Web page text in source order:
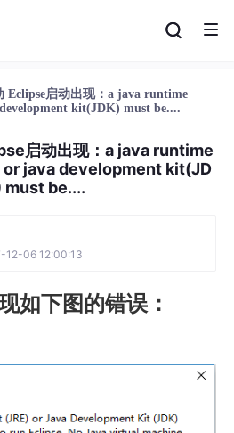
Eclipse启动出现：a java runtime
kit(JDK) must be....
启动出现：a java runtime
java development kit(JD
must be....
12-06 12:00:13
如下图的错误：